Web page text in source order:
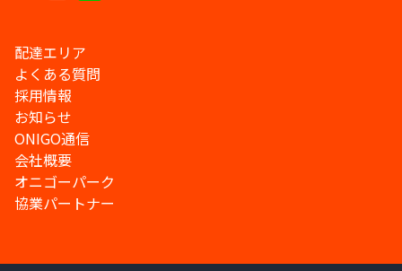
配達エリア
よくある質問
採用情報
お知らせ
ONIGO通信
会社概要
オニゴーパーク
協業パートナー